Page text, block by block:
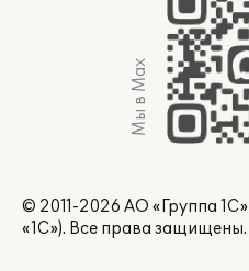
Мы в Max
© 2011-2026 АО «Группа
«1С»). Все права защищены.